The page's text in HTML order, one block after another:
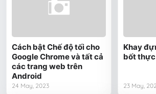
Cách bật Chế độ tối cho
Google Chrome và tất cả
các trang web trên
Android
24 May, 2023
Khay
bốt
23 May,